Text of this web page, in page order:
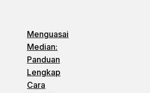
Menguasai
Median:
Panduan
Lengkap
Cara